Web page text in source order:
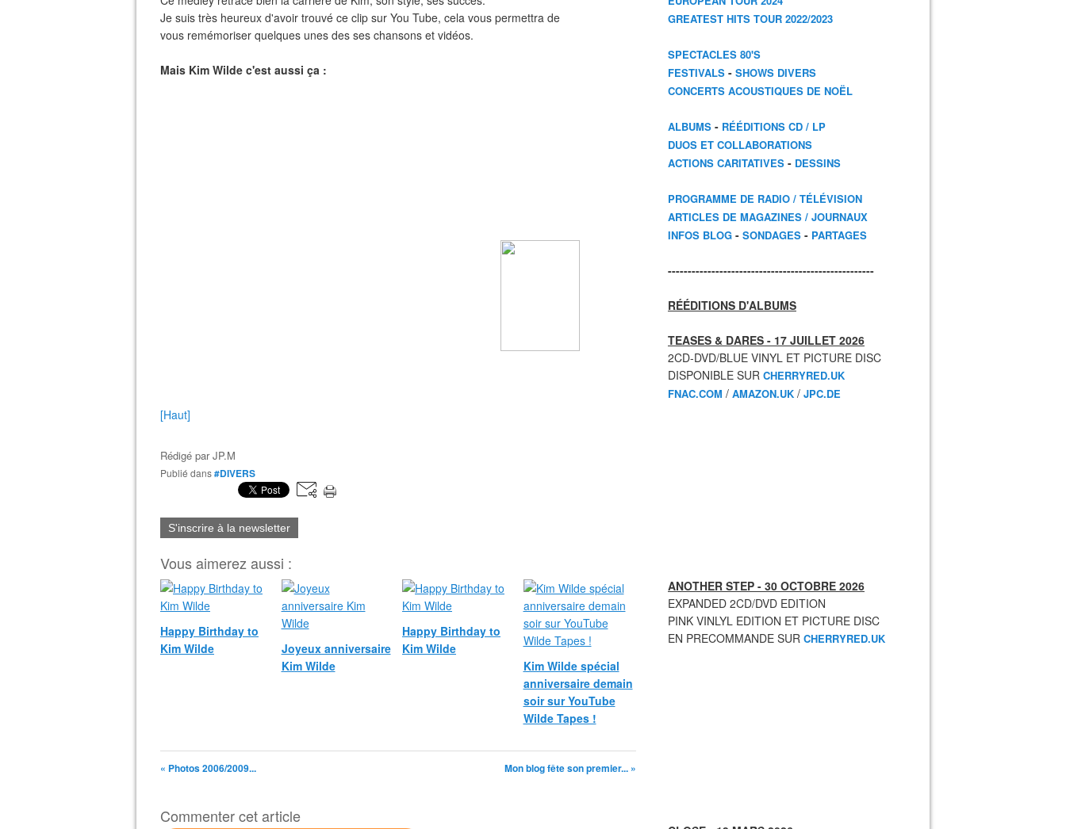
Je suis très heureux d'avoir trouvé ce clip sur You Tube, cela vous permettra de
vous remémoriser quelques unes des ses chansons et vidéos.
Mais Kim Wilde c'est aussi ça :
[Haut]
Rédigé parJP.M
Publié dans#DIVERS
S'inscrire à la newsletter
Vous aimerez aussi :
Happy Birthday to
Kim Wilde
Joyeux anniversaire
Kim Wilde
Happy Birthday to
Kim Wilde
Kim Wilde spécial
anniversaire demain
soir sur YouTube
Wilde Tapes !
« Photos 2006/2009... Mon blog fête son premier... »
Commenter cet article
GREATEST HITS TOUR 2022/2023
SPECTACLES 80'S
FESTIVALS - SHOWS DIVERS
CONCERTS ACOUSTIQUES DE NOËL
ALBUMS - RÉÉDITIONS CD / LP
DUOS ET COLLABORATIONS
ACTIONS CARITATIVES - DESSINS
PROGRAMME DE RADIO / TÉLÉVISION
ARTICLES DE MAGAZINES / JOURNAUX
INFOS BLOG - SONDAGES - PARTAGES
----------------------------------------------------
RÉÉDITIONS D'ALBUMS
TEASES & DARES - 17 JUILLET 2026
2CD-DVD/BLUE VINYL ET PICTURE DISC
DISPONIBLE SUR CHERRYRED.UK
FNAC.COM / AMAZON.UK / JPC.DE
ANOTHER STEP - 30 OCTOBRE 2026
EXPANDED 2CD/DVD EDITION
PINK VINLYL EDITION ET PICTURE DISC
EN PRECOMMANDE SUR CHERRYRED.UK